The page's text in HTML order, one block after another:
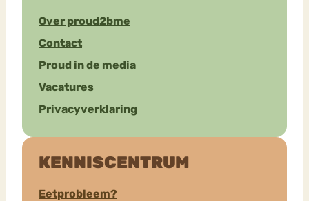
Over proud2bme
Contact
Proud in de media
Vacatures
Privacyverklaring
KENNISCENTRUM
Eetprobleem?